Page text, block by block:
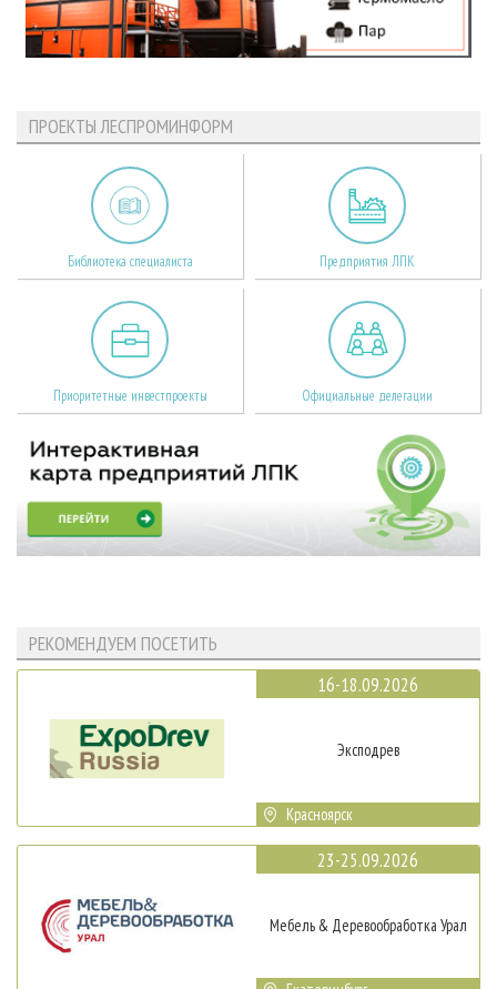
ПРОЕКТЫ ЛЕСПРОМИНФОРМ
Библиотека специалиста Предприятия ЛПК
Приоритетные инвестпроекты Официальные делегации
РЕКОМЕНДУЕМ ПОСЕТИТЬ
16-18.09.2026
Эксподрев
Красноярск
23-25.09.2026
Мебель & Деревообработка Урал